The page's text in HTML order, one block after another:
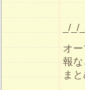
_/
オ
報
ま